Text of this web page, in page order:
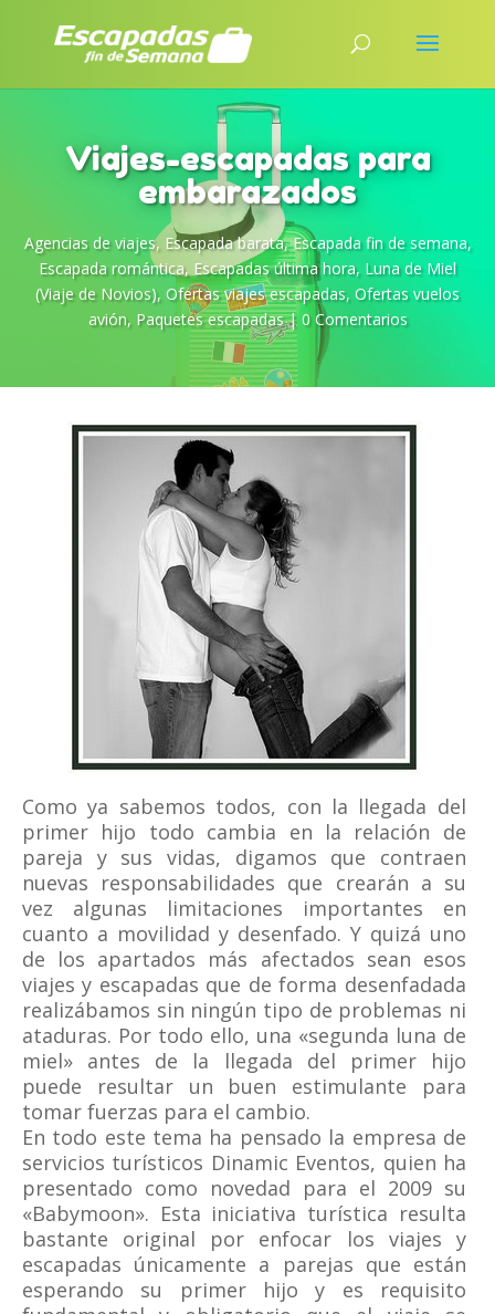
Viajes-escapadas para
embarazados
Agencias de viajes, Escapada barata,Escapada fin de semana,
Escapada romántica, Escapadas última hora, Luna de Miel
(Viaje de Novios), Ofertas viajes escapadas, Ofertas vuelos
avión, Paquetes escapadas|0 Comentarios
Como ya sabemos todos, con la llegada del
primer hijo todo cambia en la relación de
pareja y sus vidas, digamos que contraen
nuevas responsabilidades que crearán a su
vez algunas limitaciones importantes en
cuanto a movilidad y desenfado. Y quizá uno
de los apartados más afectados sean esos
viajes y escapadas que de forma desenfadada
realizábamos sin ningún tipo de problemas ni
ataduras. Por todo ello, una «segunda luna de
miel» antes de la llegada del primer hijo
puede resultar un buen estimulante para
tomar fuerzas para el cambio.
En todo este tema ha pensado la empresa de
servicios turísticos Dinamic Eventos, quien ha
presentado como novedad para el 2009 su
«Babymoon». Esta iniciativa turística resulta
bastante original por enfocar los viajes y
escapadas únicamente a parejas que están
esperando su primer hijo y es requisito